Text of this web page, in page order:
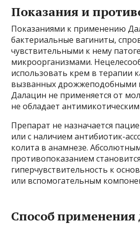
Показания и
Показаниями к применению
бактериальные вагиниты,
чувствительными к нему
микроорганизмами.
использовать крем в терапии
вызванных дрожжеподобными
Далацин не применяется от
не обладает
Препарат не назначается
или с наличием антибиотик-
колита в анамнезе.
противопоказанием становится
гиперчувствительность к
или вспомогательным
Способ применения